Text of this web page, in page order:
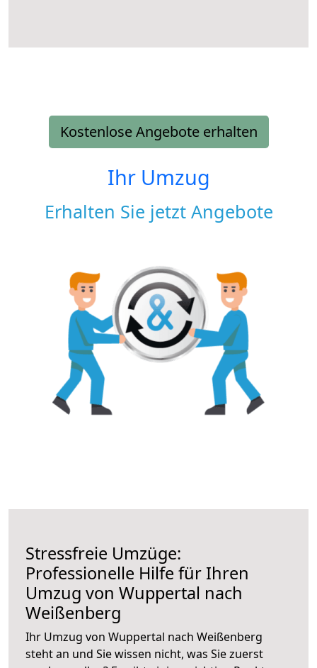
Kostenlose Angebote erhalten
Ihr Umzug
Erhalten Sie jetzt Angebote
Stressfreie Umzüge:
Professionelle Hilfe für Ihren
Umzug von Wuppertal nach
Weißenberg
Ihr Umzug von Wuppertal nach Weißenberg
steht an und Sie wissen nicht, was Sie zuerst